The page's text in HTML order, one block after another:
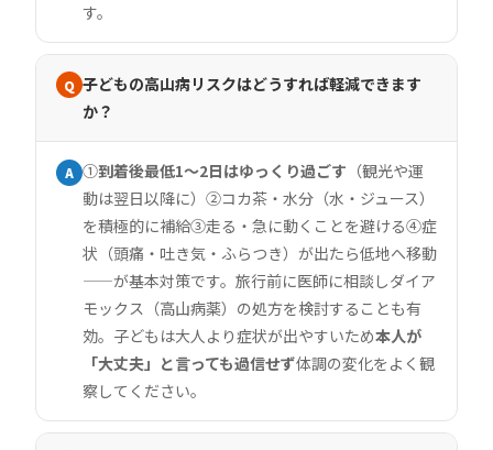
す。
Q 子どもの高山病リスクはどうすれば軽減できます
か？
A ①到着後最低1〜2日はゆっくり過ごす （観光や運
動は翌日以降に）②コカ茶・水分（水・ジュース）
を積極的に補給③走る・急に動くことを避ける④症
状（頭痛・吐き気・ふらつき）が出たら低地へ移動
——が基本対策です。旅行前に医師に相談しダイア
モックス（高山病薬）の処方を検討することも有
効。子どもは大人より症状が出やすいため本人が
「大丈夫」と言っても過信せず体調の変化をよく観
察してください。